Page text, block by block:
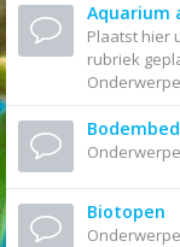
Aquarium
Plaatst hier
rubriek
Biotopen